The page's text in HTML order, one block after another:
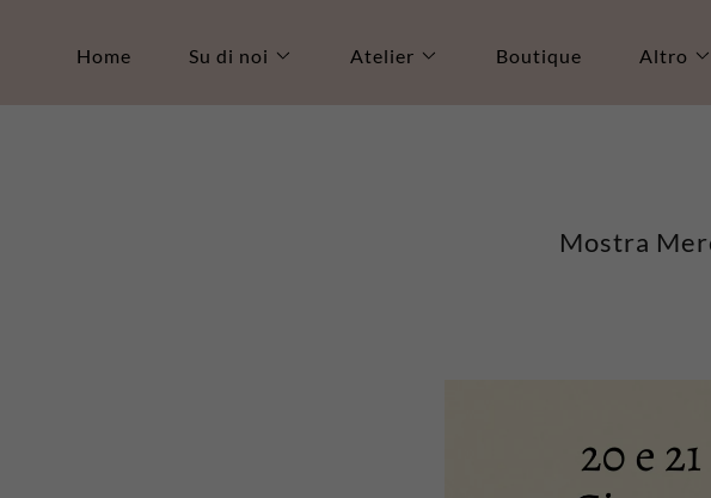
Home Su di noi Atelier Boutique Altro
Mostra